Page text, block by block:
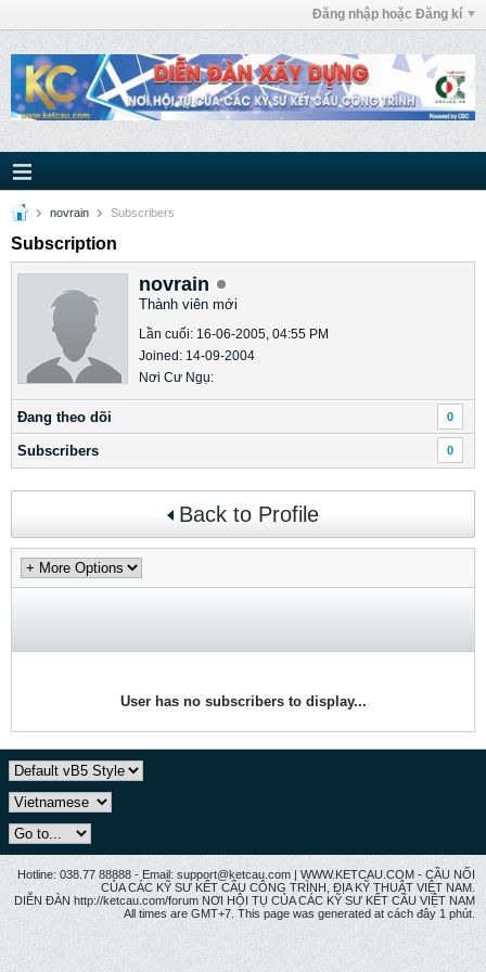
Đăng nhập hoặc Đăng kí
novrain Subscribers
Subscription
novrain
Thành viên mới
Lần cuối: 16-06-2005, 04:55 PM
Joined: 14-09-2004
Nơi Cư Ngụ:
Ðang theo dõi 0
Subscribers 0
Back to Profile
User has no subscribers to display...
Hotline: 038.77 88888 - Email: support@ketcau.com | WWW.KETCAU.COM - CẦU NỐI
CỦA CÁC KỸ SƯ KẾT CẤU CÔNG TRÌNH, ĐỊA KỸ THUẬT VIỆT NAM.
DIỄN ĐÀN http://ketcau.com/forum NƠI HỘI TỤ CỦA CÁC KỸ SƯ KẾT CÂU VIỆT NAM
All times are GMT+7. This page was generated at cách đây 1 phút.